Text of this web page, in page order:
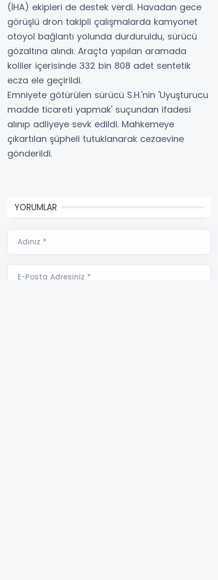
(İHA) ekipleri de destek verdi. Havadan gece
görüşlü dron takipli çalışmalarda kamyonet
otoyol bağlantı yolunda durduruldu, sürücü
gözaltına alındı. Araçta yapılan aramada
koliler içerisinde 332 bin 808 adet sentetik
ecza ele geçirildi.
Emniyete götürülen sürücü S.H.'nin 'Uyuşturucu
madde ticareti yapmak' suçundan ifadesi
alınıp adliyeye sevk edildi. Mahkemeye
çıkartılan şüpheli tutuklanarak cezaevine
gönderildi.
YORUMLAR
Adınız *
E-Posta Adresiniz *